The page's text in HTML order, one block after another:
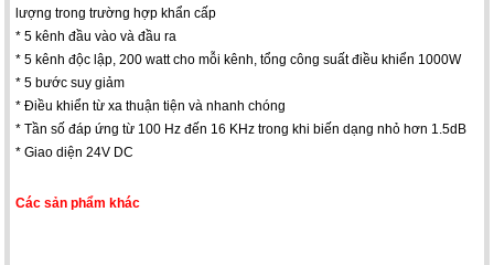
lượng trong trường hợp khẩn cấp
* 5 kênh đầu vào và đầu ra
* 5 kênh độc lập, 200 watt cho mỗi kênh, tổng công suất điều khiển 1000W
* 5 bước suy giảm
* Điều khiển từ xa thuận tiện và nhanh chóng
* Tần số đáp ứng từ 100 Hz đến 16 KHz trong khi biến dạng nhỏ hơn 1.5dB
* Giao diện 24V DC
Các sản phẩm khác